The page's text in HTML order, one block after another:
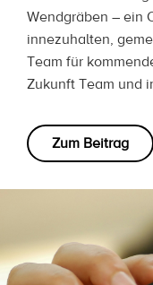
Wendgräben – ein
innezuhalten,
Team für
Zukunft Team und
Zum Beitrag